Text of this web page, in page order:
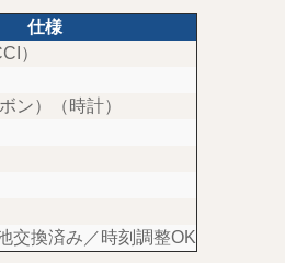
仕様
）
ン）（時計）
交換済み／時刻調整OK